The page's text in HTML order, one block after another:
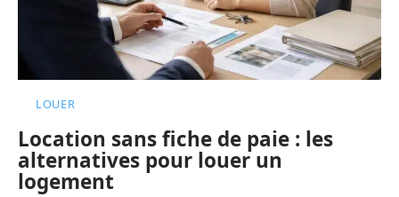
LOUER
Location sans fiche de paie : les
alternatives pour louer un
logement